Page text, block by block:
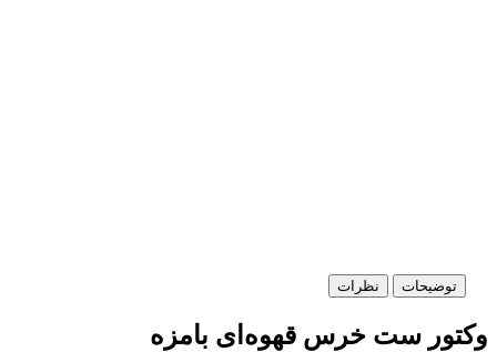
توضیحات نظرات
وکتور ست خرس قهوه‌ای بامزه